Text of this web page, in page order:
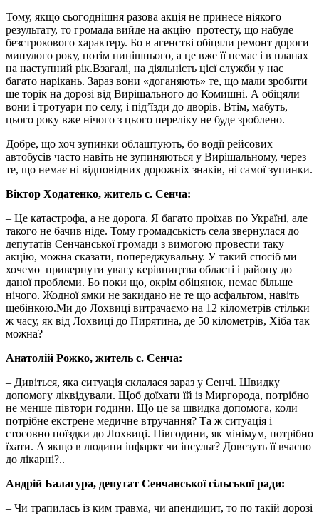
Тому, якщо сьогоднішня разова акція не принесе ніякого
результату, то громада вийде на акцію протесту, що набуде
безстрокового характеру. Бо в агенстві обіцяли ремонт дороги
минулого року, потім нинішнього, а це вже її немає і в планах
на наступний рік.Взагалі, на діяльність цієї служби у нас
багато нарікань. Зараз вони «доганяють» те, що мали зробити
ще торік на дорозі від Вирішального до Комишні. А обіцяли
вони і тротуари по селу, і під’їзди до дворів. Втім, мабуть,
цього року вже нічого з цього переліку не буде зроблено.
Добре, що хоч зупинки облаштують, бо водії рейсових
автобусів часто навіть не зупиняються у Вирішальному, через
те, що немає ні відповідних дорожніх знаків, ні самої зупинки.
Віктор Ходатенко, житель с. Сенча:
– Це катастрофа, а не дорога. Я багато проїхав по Україні, але
такого не бачив ніде. Тому громадськість села звернулася до
депутатів Сенчанської громади з вимогою провести таку
акцію, можна сказати, попереджувальну. У такий спосіб ми
хочемо привернути увагу керівництва області і району до
даної проблеми. Бо поки що, окрім обіцянок, немає більше
нічого. Жодної ямки не закидано не те що асфальтом, навіть
щебінкою.Ми до Лохвиці витрачаємо на 12 кілометрів стільки
ж часу, як від Лохвиці до Пирятина, де 50 кілометрів, Хіба так
можна?
Анатолій Рожко, житель с. Сенча:
– Дивіться, яка ситуація склалася зараз у Сенчі. Швидку
допомогу ліквідували. Щоб доїхати їй із Миргорода, потрібно
не менше півтори години. Що це за швидка допомога, коли
потрібне екстрене медичне втручання? Та ж ситуація і
стосовно поїздки до Лохвиці. Півгодини, як мінімум, потрібно
їхати. А якщо в людини інфаркт чи інсульт? Довезуть її вчасно
до лікарні?..
Андрій Балагура, депутат Сенчанської сільської ради:
– Чи трапилась із ким травма, чи апендицит, то по такій дорозі